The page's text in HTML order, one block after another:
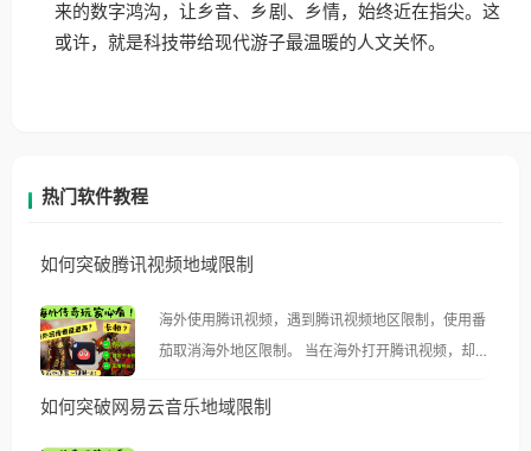
来的数字鸿沟，让乡音、乡剧、乡情，始终近在指尖。这
或许，就是科技带给现代游子最温暖的人文关怀。
热门软件教程
如何突破腾讯视频地域限制
海外使用腾讯视频，遇到腾讯视频地区限制，使用番
茄取消海外地区限制。 当在海外打开腾讯视频，却突
示语。 海外用户如香港、澳门、台湾、美国、加拿
如何突破网易云音乐地域限制